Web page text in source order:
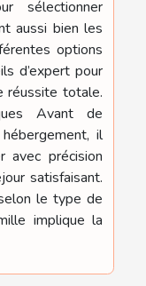
sélectionner
aussi bien les
options
d’expert pour
réussite totale.
Avant de
il
avec précision
satisfaisant.
le type de
implique la